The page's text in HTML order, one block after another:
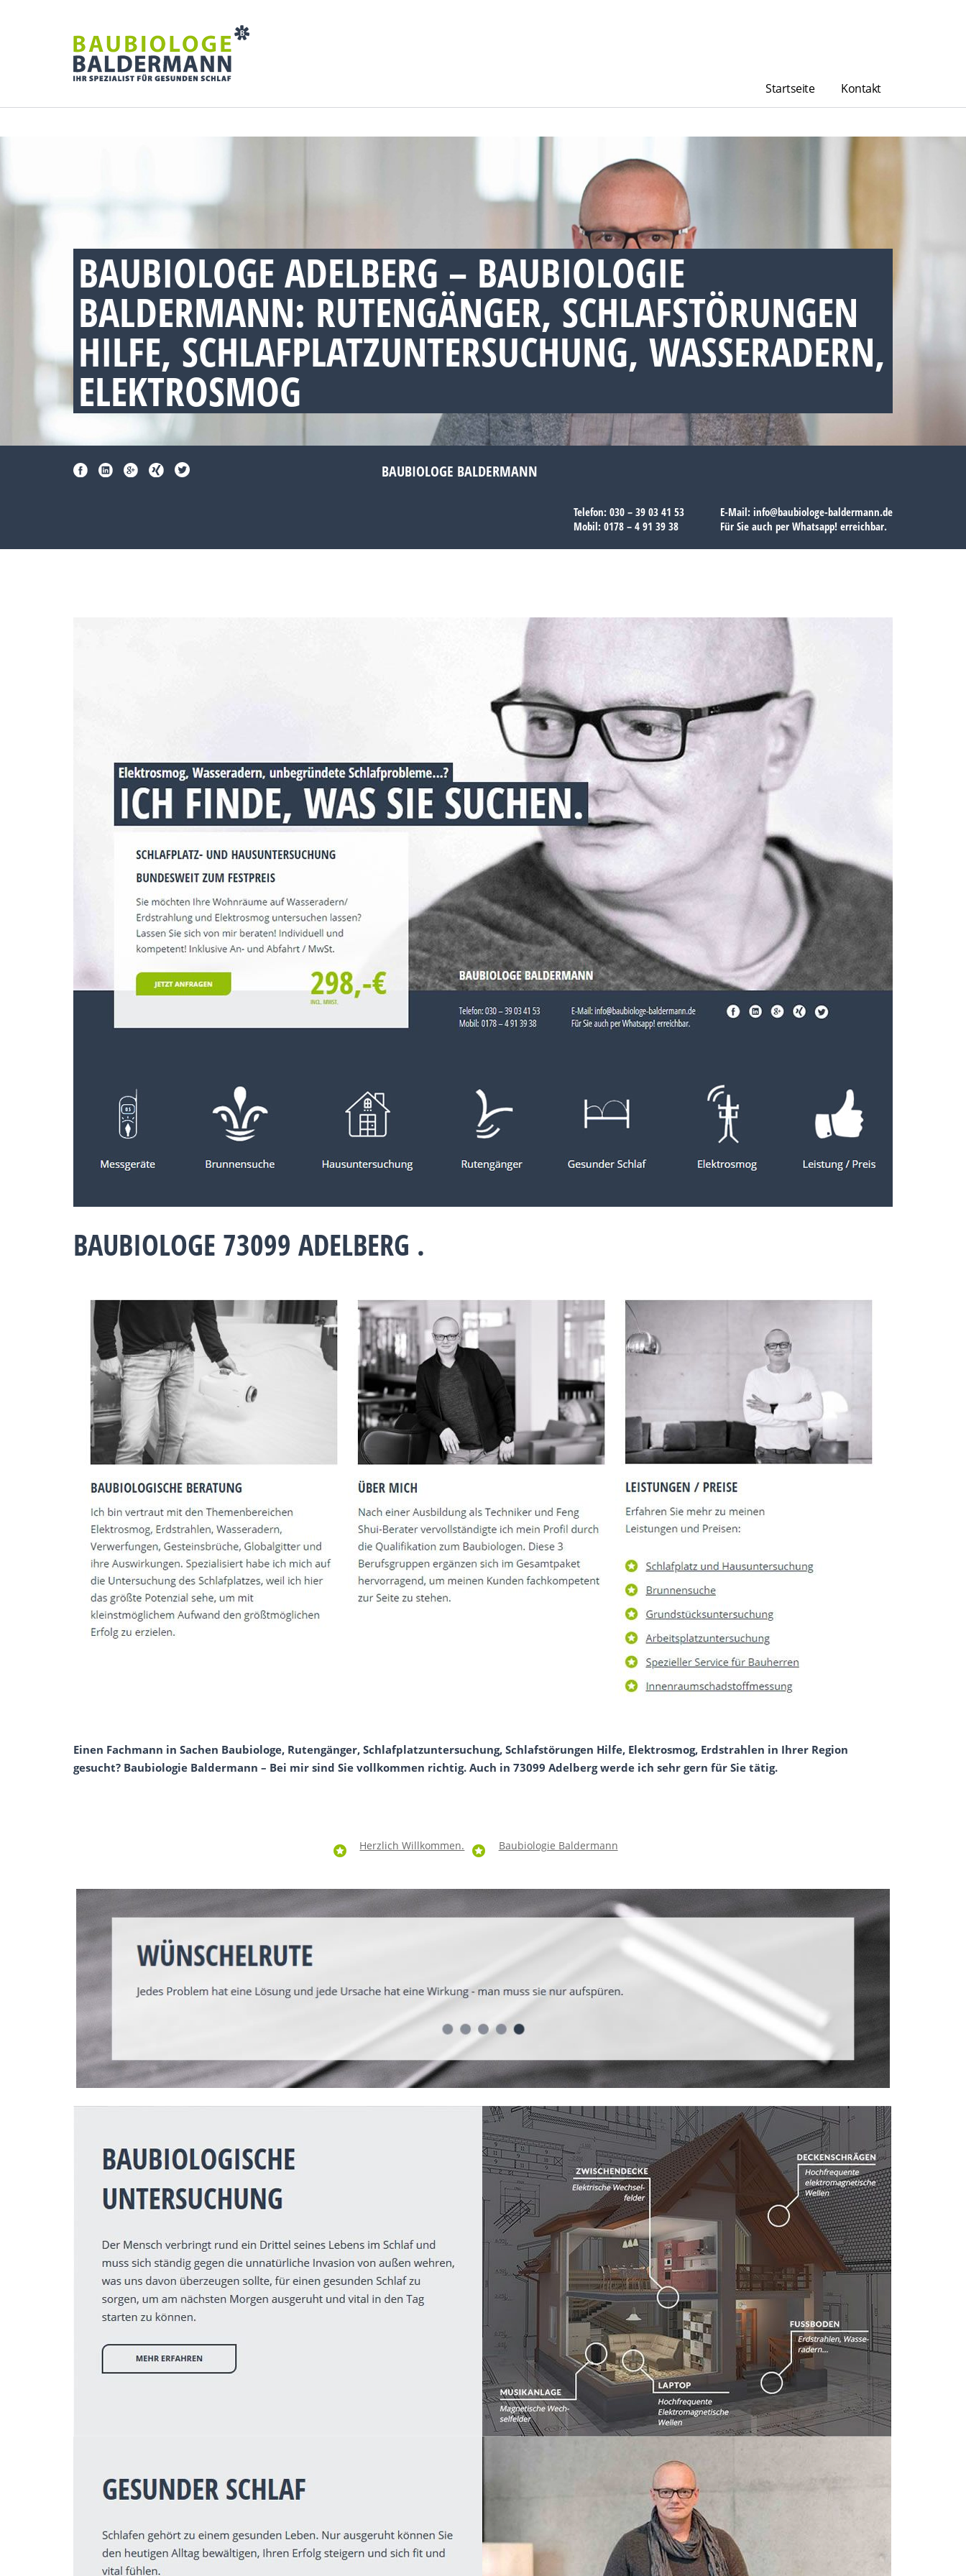
Startseite Kontakt
BAUBIOLOGE ADELBERG – BAUBIOLOGIE
BALDERMANN: RUTENGÄNGER, SCHLAFSTÖRUNGEN
HILFE, SCHLAFPLATZUNTERSUCHUNG, WASSERADERN,
ELEKTROSMOG
BAUBIOLOGE BALDERMANN
Telefon: 030 – 39 03 41 53
Mobil: 0178 – 4 91 39 38
E-Mail: info@baubiologe-baldermann.de
Für Sie auch per Whatsapp! erreichbar.
BAUBIOLOGE 73099 ADELBERG .
Einen Fachmann in Sachen Baubiologe, Rutengänger, Schlafplatzuntersuchung, Schlafstörungen Hilfe, Elektrosmog, Erdstrahlen in Ihrer Region
gesucht? Baubiologie Baldermann – Bei mir sind Sie vollkommen richtig. Auch in 73099 Adelberg werde ich sehr gern für Sie tätig.
Herzlich Willkommen. Baubiologie Baldermann